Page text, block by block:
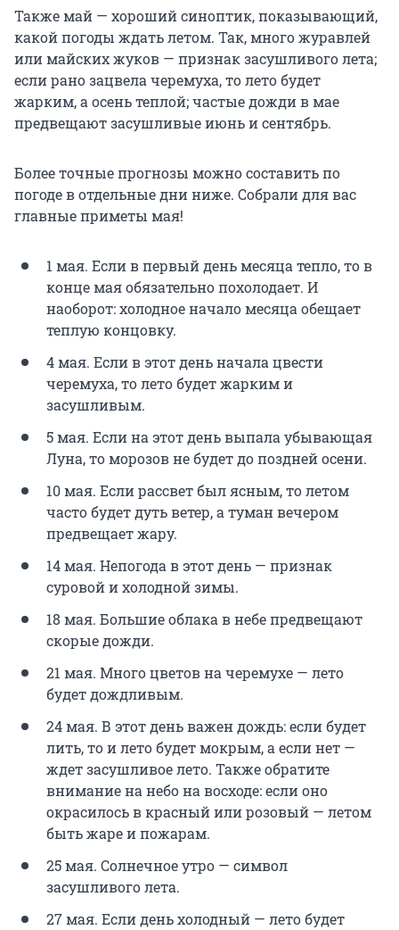
Также май — хороший синоптик, показывающий,
какой погоды ждать летом. Так, много журавлей
или майских жуков — признак засушливого лета;
если рано зацвела черемуха, то лето будет
жарким, а осень теплой; частые дожди в мае
предвещают засушливые июнь и сентябрь.
Более точные прогнозы можно составить по
погоде в отдельные дни ниже. Собрали для вас
главные приметы мая!
1 мая. Если в первый день месяца тепло, то в
конце мая обязательно похолодает. И
наоборот: холодное начало месяца обещает
теплую концовку.
4 мая. Если в этот день начала цвести
черемуха, то лето будет жарким и
засушливым.
5 мая. Если на этот день выпала убывающая
Луна, то морозов не будет до поздней осени.
10 мая. Если рассвет был ясным, то летом
часто будет дуть ветер, а туман вечером
предвещает жару.
14 мая. Непогода в этот день — признак
суровой и холодной зимы.
18 мая. Большие облака в небе предвещают
скорые дожди.
21 мая. Много цветов на черемухе — лето
будет дождливым.
24 мая. В этот день важен дождь: если будет
лить, то и лето будет мокрым, а если нет —
ждет засушливое лето. Также обратите
внимание на небо на восходе: если оно
окрасилось в красный или розовый — летом
быть жаре и пожарам.
25 мая. Солнечное утро — символ
засушливого лета.
27 мая. Если день холодный — лето будет